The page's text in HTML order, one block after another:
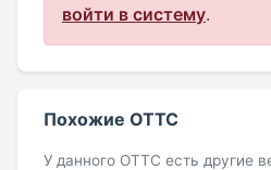
войти в систему.
Похожие ОТТС
У данного ОТТС есть другие